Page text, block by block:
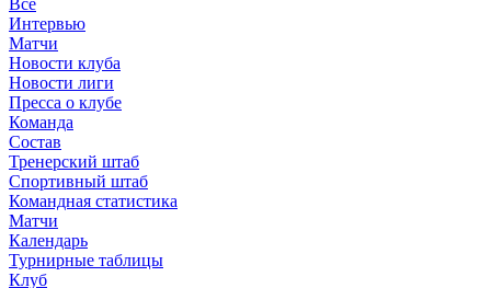
Все
Интервью
Матчи
Новости клуба
Новости лиги
Пресса о клубе
Команда
Состав
Тренерский штаб
Спортивный штаб
Командная статистика
Матчи
Календарь
Турнирные таблицы
Клуб